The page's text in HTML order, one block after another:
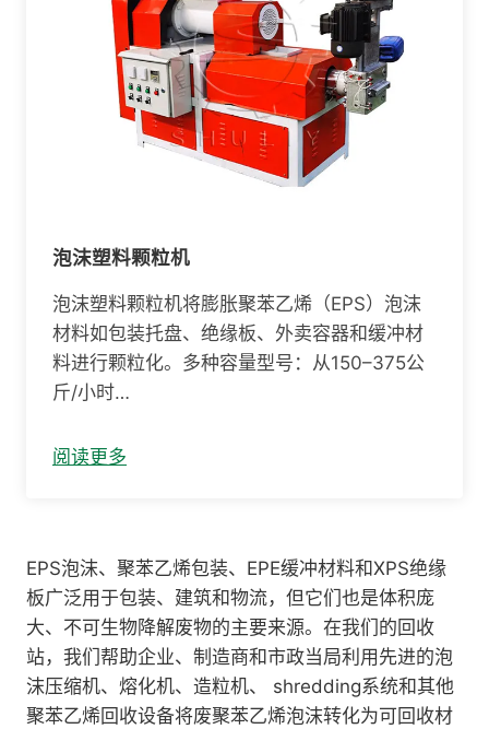
泡沫塑料颗粒机
泡沫塑料颗粒机将膨胀聚苯乙烯（EPS）泡沫
材料如包装托盘、绝缘板、外卖容器和缓冲材
料进行颗粒化。多种容量型号：从150–375公
斤/小时…
阅读更多
EPS泡沫、聚苯乙烯包装、EPE缓冲材料和XPS绝缘
板广泛用于包装、建筑和物流，但它们也是体积庞
大、不可生物降解废物的主要来源。在我们的回收
站，我们帮助企业、制造商和市政当局利用先进的泡
沫压缩机、熔化机、造粒机、 shredding系统和其他
聚苯乙烯回收设备将废聚苯乙烯泡沫转化为可回收材